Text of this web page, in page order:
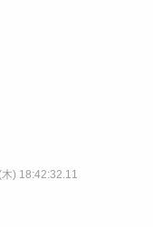
) 18:42:32.11